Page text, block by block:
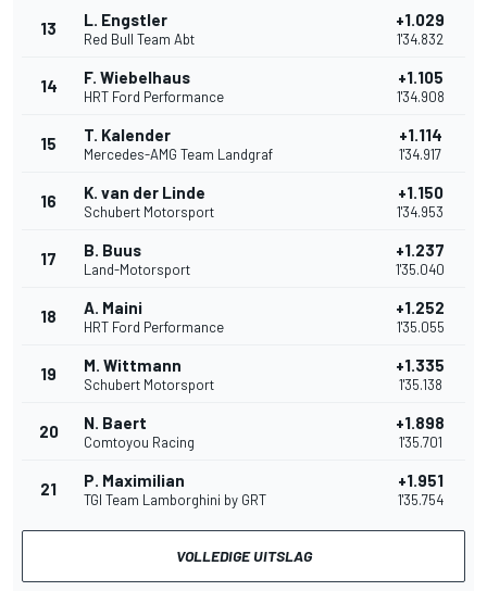
13 L. Engstler
Red Bull Team Abt
+1.029
1'34.832
14 F. Wiebelhaus
HRT Ford Performance
+1.105
1'34.908
15 T. Kalender
Mercedes-AMG Team Landgraf
+1.114
1'34.917
16 K. van der Linde
Schubert Motorsport
+1.150
1'34.953
17 B. Buus
Land-Motorsport
+1.237
1'35.040
18 A. Maini
HRT Ford Performance
+1.252
1'35.055
19 M. Wittmann
Schubert Motorsport
+1.335
1'35.138
20 N. Baert
Comtoyou Racing
+1.898
1'35.701
21 P. Maximilian
TGI Team Lamborghini by GRT
+1.951
1'35.754
VOLLEDIGE UITSLAG